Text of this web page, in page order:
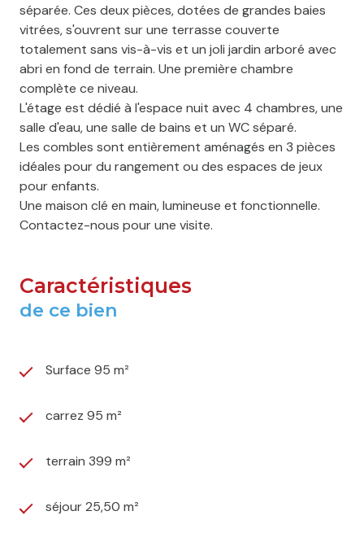
séparée. Ces deux pièces, dotées de grandes baies
vitrées, s'ouvrent sur une terrasse couverte
totalement sans vis-à-vis et un joli jardin arboré avec
abri en fond de terrain. Une première chambre
complète ce niveau.
L'étage est dédié à l'espace nuit avec 4 chambres, une
salle d'eau, une salle de bains et un WC séparé.
Les combles sont entièrement aménagés en 3 pièces
idéales pour du rangement ou des espaces de jeux
pour enfants.
Une maison clé en main, lumineuse et fonctionnelle.
Contactez-nous pour une visite.
Caractéristiques
de ce bien
Surface 95 m²
carrez 95 m²
terrain 399 m²
séjour 25,50 m²